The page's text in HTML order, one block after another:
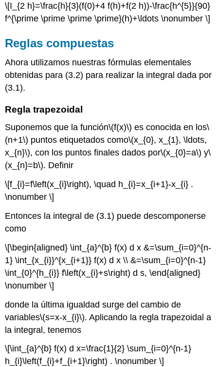
\[I_{2 h}=\frac{h}{3}(f(0)+4 f(h)+f(2 h))-\frac{h^{5}}{90}
f^{\prime \prime \prime \prime}(h)+\ldots \nonumber \]
Reglas compuestas
Ahora utilizamos nuestras fórmulas elementales
obtenidas para (3.2) para realizar la integral dada por
(3.1).
Regla trapezoidal
Suponemos que la función\(f(x)\) es conocida en los\
(n+1\) puntos etiquetados como\(x_{0}, x_{1}, \ldots,
x_{n}\), con los puntos finales dados por\(x_{0}=a\) y\
(x_{n}=b\). Definir
\[f_{i}=f\left(x_{i}\right), \quad h_{i}=x_{i+1}-x_{i} .
\nonumber \]
Entonces la integral de (3.1) puede descomponerse
como
\[\begin{aligned} \int_{a}^{b} f(x) d x &=\sum_{i=0}^{n-
1} \int_{x_{i}}^{x_{i+1}} f(x) d x \\ &=\sum_{i=0}^{n-1}
\int_{0}^{h_{i}} f\left(x_{i}+s\right) d s, \end{aligned}
\nonumber \]
donde la última igualdad surge del cambio de
variables\(s=x-x_{i}\). Aplicando la regla trapezoidal a
la integral, tenemos
\[\int_{a}^{b} f(x) d x=\frac{1}{2} \sum_{i=0}^{n-1}
h_{i}\left(f_{i}+f_{i+1}\right) . \nonumber \]